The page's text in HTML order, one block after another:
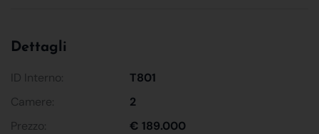
Dettagli
ID Interno:
T801
Camere:
2
Prezzo:
€ 189.000